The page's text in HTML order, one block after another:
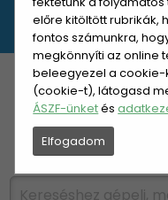
előre kitöltött rubrikák,
fontos számunkra,
megkönnyíti az online
beleegyezel a cookie-
(cookie-t), látogasd
ÁSZF-ünketés
Elfogadom